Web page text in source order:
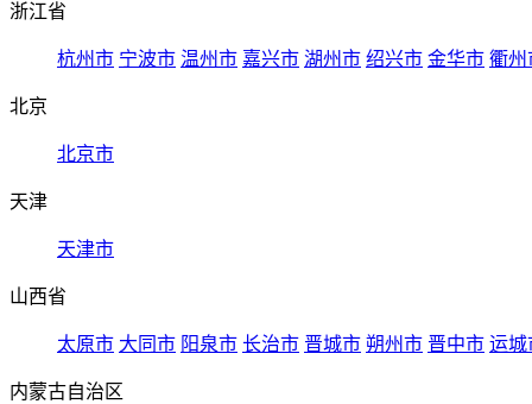
浙江省
杭州市 宁波市 温州市 嘉兴市 湖州市 绍兴市 金华市 衢州
北京
北京市
天津
天津市
山西省
太原市 大同市 阳泉市 长治市 晋城市 朔州市 晋中市 运城
内蒙古自治区